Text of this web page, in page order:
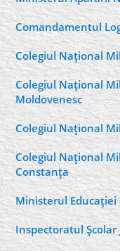
Comandamentul
Colegiul Naţional
Colegiul Naţional
Moldovenesc
Colegiul Naţional
Colegiul Naţional
Constanţa
Ministerul Educaţiei
Inspectoratul Şcolar